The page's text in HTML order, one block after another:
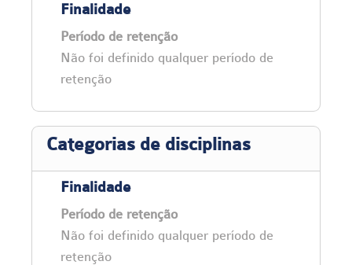
Finalidade
Período de retenção
Não foi definido qualquer período de
retenção
Categorias de disciplinas
Finalidade
Período de retenção
Não foi definido qualquer período de
retenção